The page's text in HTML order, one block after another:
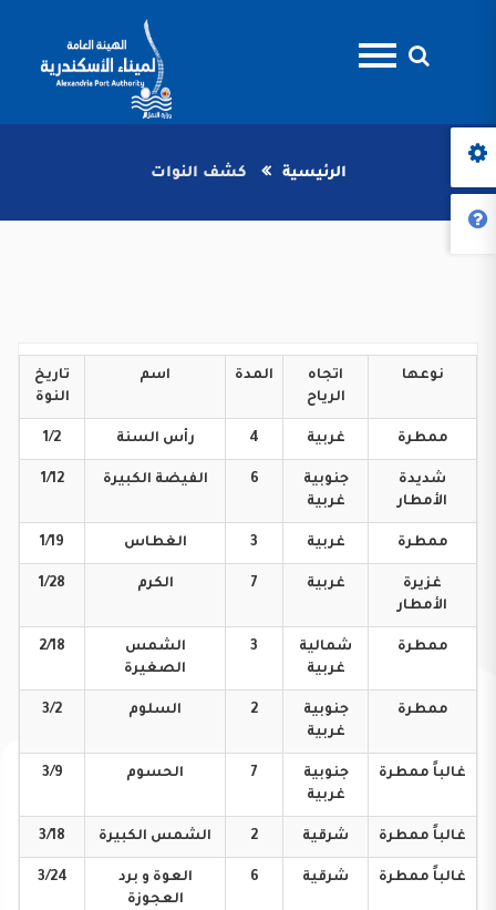
الرئيسية كشف النوات
نوعها
اتجاه
الرياح
المدة اسم
تاريخ
النوة
ممطرة غربية 4 رأس السنة 1/2
شديدة
الأمطار
جنوبية
غربية
6 الفيضة الكبيرة 1/12
ممطرة غربية 3 الغطاس 1/19
غزيرة
الأمطار
غربية 7 الكرم 1/28
ممطرة
شمالية
غربية
3
الشمس
الصغيرة
2/18
ممطرة
جنوبية
غربية
2 السلوم 3/2
غالباً ممطرة
جنوبية
غربية
7 الحسوم 3/9
غالباً ممطرة شرقية 2 الشمس الكبيرة 3/18
غالباً ممطرة شرقية 6
العوة و برد
العجوزة
3/24